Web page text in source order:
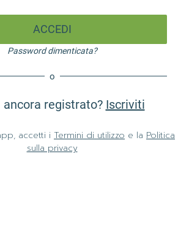
ACCEDI
Password dimenticata?
o
ancora registrato? Iscriviti
accetti i Termini di utilizzo e la Politica
sulla privacy